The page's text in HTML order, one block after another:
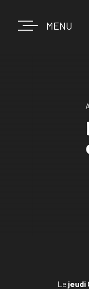
MENU
Le jeudi